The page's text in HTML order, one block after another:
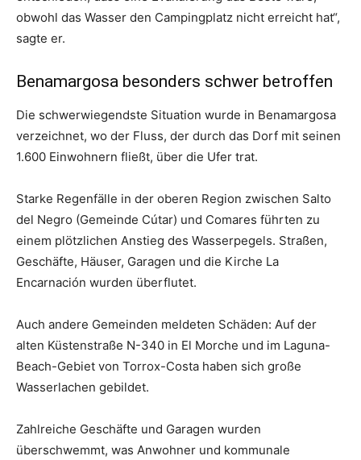
obwohl das Wasser den Campingplatz nicht erreicht hat“,
sagte er.
Benamargosa besonders schwer betroffen
Die schwerwiegendste Situation wurde in Benamargosa
verzeichnet, wo der Fluss, der durch das Dorf mit seinen
1.600 Einwohnern fließt, über die Ufer trat.
Starke Regenfälle in der oberen Region zwischen Salto
del Negro (Gemeinde Cútar) und Comares führten zu
einem plötzlichen Anstieg des Wasserpegels. Straßen,
Geschäfte, Häuser, Garagen und die Kirche La
Encarnación wurden überflutet.
Auch andere Gemeinden meldeten Schäden: Auf der
alten Küstenstraße N-340 in El Morche und im Laguna-
Beach-Gebiet von Torrox-Costa haben sich große
Wasserlachen gebildet.
Zahlreiche Geschäfte und Garagen wurden
überschwemmt, was Anwohner und kommunale